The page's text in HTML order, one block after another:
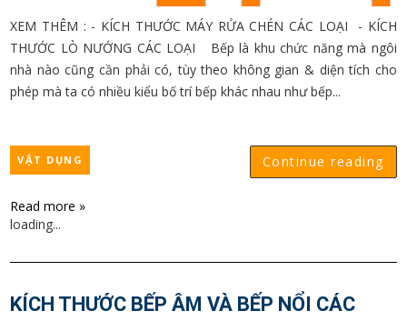
XEM THÊM : - KÍCH THƯỚC MÁY RỬA CHÉN CÁC LOẠI - KÍCH
THƯỚC LÒ NƯỚNG CÁC LOẠI Bếp là khu chức năng mà ngôi
nhà nào cũng cần phải có, tùy theo không gian & diện tích cho
phép mà ta có nhiều kiểu bố trí bếp khác nhau như bếp...
Continue reading
VẬT DỤNG
Read more »
loading...
KÍCH THƯỚC BẾP ÂM VÀ BẾP NỔI CÁC